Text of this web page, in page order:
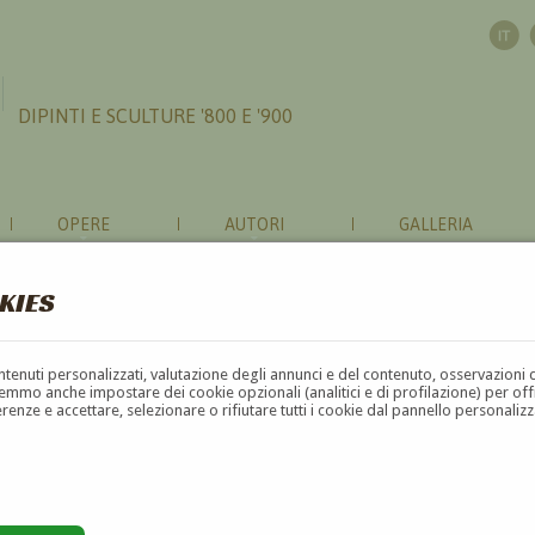
personalizzati, valutazione degli annunci e del contenuto,
anche impostare dei cookie opzionali (analitici e di profilazione) per
e accettare, selezionare o rifiutare tutti i cookie dal pannello
DIPINTI E SCULTURE '800 E '900
OPERE AUTORI GALLERIA